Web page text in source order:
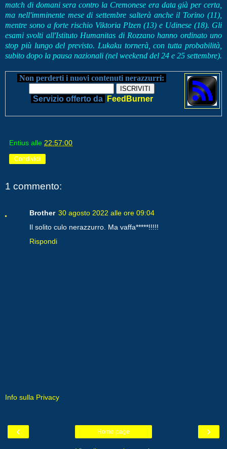
match di domani sera contro la Cremonese era data già per certa,
ma nell'imminente mese di settembre salterà anche il Torino (11),
mentre sono a forte rischio Viktoria Plzen (13) e Udinese (18). Gli
esami svolti all'Istituto Humanitas di Rozzano hanno ordinato uno
stop più lungo del previsto. Lukaku tornerà, con tutta probabilità,
subito dopo la pausa nazionali (nel weekend del 24 e 25 settembre).
Non perderti i nuovi contenuti nerazzurri:
Servizio offerto da FeedBurner
Entius alle 22:57:00
Condividi
1 commento:
Brother 30 agosto 2022 alle ore 09:04
Il solito culo nerazzurro. Ma vaffa*****!!!!!
Rispondi
Info sulla Privacy
‹ ›
Home page